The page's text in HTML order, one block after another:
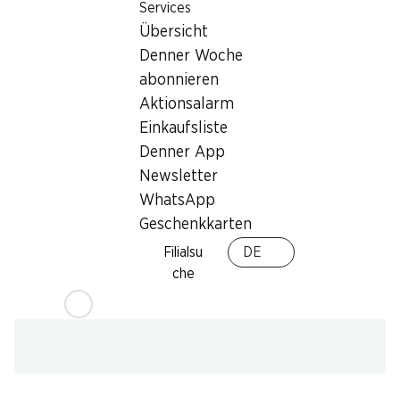
Services
Übersicht
Denner Woche
abonnieren
Aktionsalarm
Einkaufsliste
Denner App
Newsletter
WhatsApp
Geschenkkarten
Filialsu
che
DE